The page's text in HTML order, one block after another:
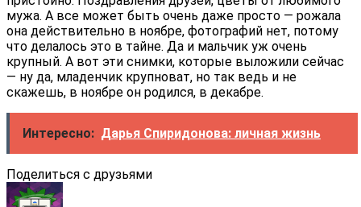
мужа. А все может быть очень даже просто — рожала
она действительно в ноябре, фотографий нет, потому
что делалось это в тайне. Да и мальчик уж очень
крупный. А вот эти снимки, которые выложили сейчас
— ну да, младенчик крупноват, но так ведь и не
скажешь, в ноябре он родился, в декабре.
Интересно: Дарья Спиридонова: личная жизнь
Поделиться с друзьями